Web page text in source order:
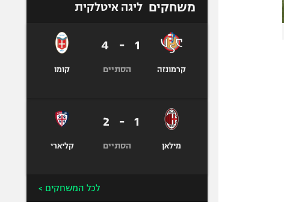
משחקים ליגה איטלקית
קרמונזה
1
-
4
הסתיים קומו
מילאן
1
-
2
הסתיים קליארי
לכל המשחקים >